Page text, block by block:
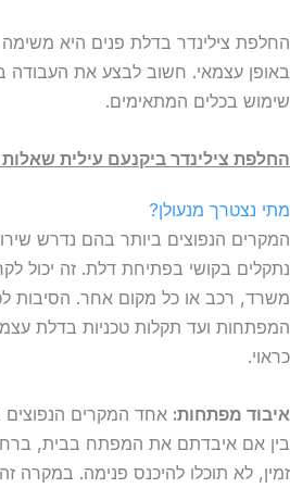
החלפת צילינדר בדלת פנים היא
באופן עצמאי. חשוב לבצע את העבודה
שימוש בכלים המתאימים.
החלפת צילינדר ביקנעם עילית
מתי נצטרך מנעולן?
המקרים הנפוצים ביותר בהם נדרש
נתקלים בקושי בפתיחת דלת. זה יכול
משרד, רכב או כל מקום אחר. הסיבות
המפתחות ועד תקלות טכניות בדלת
כראוי.
איבוד מפתחות: אחד המקרים הנפוצים
בין אם איבדתם את המפתח בבית,
זמין, לא תוכלו להיכנס פנימה. במקרה